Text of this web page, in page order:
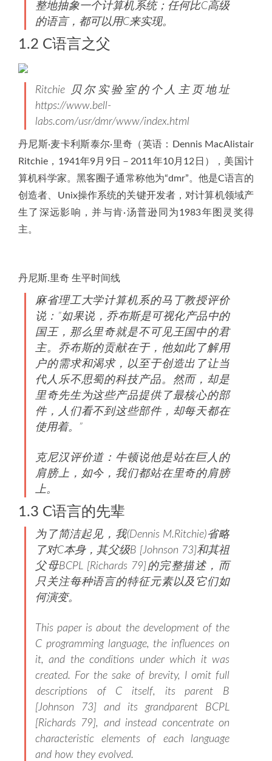
整地抽象一个计算机系统；任何比C高级
的语言，都可以用C来实现。
1.2 C语言之父
Ritchie 贝尔实验室的个人主页地址
https://www.bell-
labs.com/usr/dmr/www/index.html
丹尼斯·麦卡利斯泰尔·里奇（英语：Dennis MacAlistair
Ritchie，1941年9月9日－2011年10月12日），美国计
算机科学家。黑客圈子通常称他为“dmr”。他是C语言的
创造者、Unix操作系统的关键开发者，对计算机领域产
生了深远影响，并与肯·汤普逊同为1983年图灵奖得
主。
丹尼斯.里奇 生平时间线
麻省理工大学计算机系的马丁教授评价
说：”如果说，乔布斯是可视化产品中的
国王，那么里奇就是不可见王国中的君
主。乔布斯的贡献在于，他如此了解用
户的需求和渴求，以至于创造出了让当
代人乐不思蜀的科技产品。然而，却是
里奇先生为这些产品提供了最核心的部
件，人们看不到这些部件，却每天都在
使用着。”
克尼汉评价道：牛顿说他是站在巨人的
肩膀上，如今，我们都站在里奇的肩膀
上。
1.3 C语言的先辈
为了简洁起见，我(Dennis M.Ritchie)省略
了对C本身，其父级B [Johnson 73]和其祖
父母BCPL [Richards 79]的完整描述，而
只关注每种语言的特征元素以及它们如
何演变。
This paper is about the development of the
C programming language, the influences on
it, and the conditions under which it was
created. For the sake of brevity, I omit full
descriptions of C itself, its parent B
[Johnson 73] and its grandparent BCPL
[Richards 79], and instead concentrate on
characteristic elements of each language
and how they evolved.